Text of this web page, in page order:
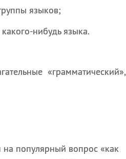
языков;
нибудь языка.
«грамматический»,
на популярный вопрос «как